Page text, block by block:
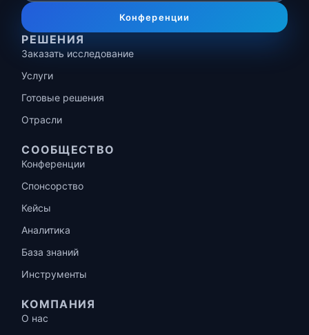
Конференции
РЕШЕНИЯ
Заказать исследование
Услуги
Готовые решения
Отрасли
СООБЩЕСТВО
Конференции
Спонсорство
Кейсы
Аналитика
База знаний
Инструменты
КОМПАНИЯ
О нас